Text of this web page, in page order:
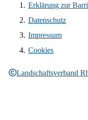
Landschaftsverband
Erklärung zur
Datenschutz
Impressum
Cookies